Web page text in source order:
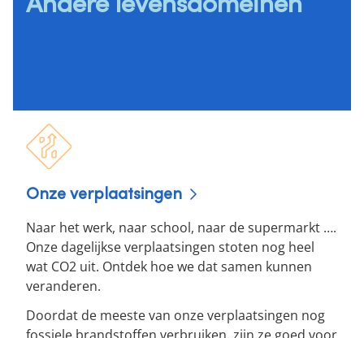
Onze verplaatsingen
Naar het werk, naar school, naar de supermarkt ….
Onze dagelijkse verplaatsingen stoten nog heel
wat CO2 uit. Ontdek hoe we dat samen kunnen
veranderen.
Doordat de meeste van onze verplaatsingen nog